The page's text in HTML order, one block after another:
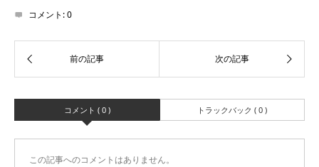
コメント:0
コメント ( 0 ) トラックバック ( 0 )
この記事へのコメントはありません。